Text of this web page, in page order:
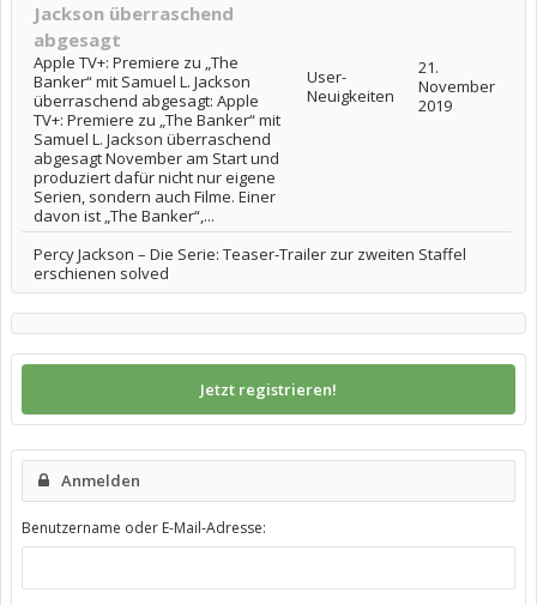
Jackson überraschend
abgesagt
Apple TV+: Premiere zu „The
Banker“ mit Samuel L. Jackson
überraschend abgesagt: Apple
TV+: Premiere zu „The Banker“ mit
Samuel L. Jackson überraschend
abgesagt November am Start und
produziert dafür nicht nur eigene
Serien, sondern auch Filme. Einer
davon ist „The Banker“,...
User-
Neuigkeiten
21.
November
2019
Percy Jackson – Die Serie: Teaser-Trailer zur zweiten Staffel
erschienen solved
Jetzt registrieren!
Anmelden
Benutzername oder E-Mail-Adresse: